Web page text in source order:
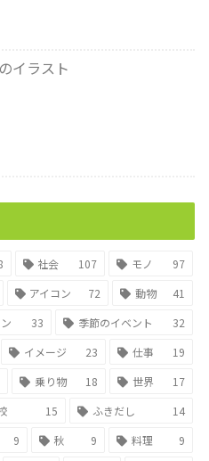
イラスト
社会 107 モノ
97
アイコン 72 動物
41
33 季節のイベント
32
イメージ 23 仕事
19
乗り物 18 世界
17
15 ふきだし
14
9 秋 9 料理
9